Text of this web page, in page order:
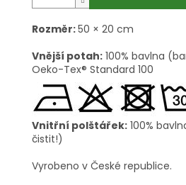
Rozměr:50 × 20 cm
Vnější potah: 100% bavlna
Oeko-Tex® Standard 100
Vnitřní polštářek: 100%
čistit!)
Vyrobeno v České republice.